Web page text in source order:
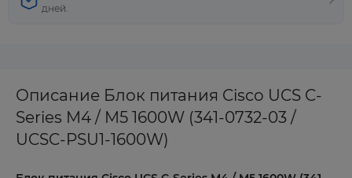
дней.
Описание Блок питания Cisco UCS C-
Series ​​M4 / M5 1600W (341-0732-03 /
UCSC-PSU1-1600W)